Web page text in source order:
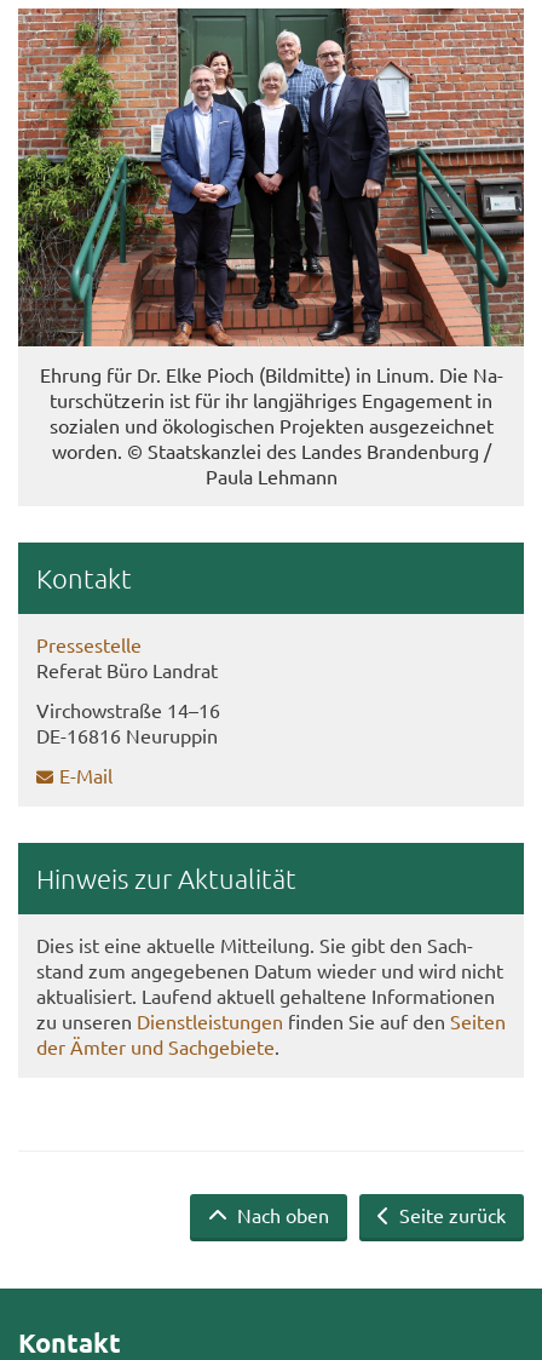
Eh­rung für Dr. Elke Pioch (Bild­mit­te) in Linum. Die Na­
tur­schüt­ze­rin ist für ihr lang­jäh­ri­ges En­ga­ge­ment in
so­zia­len und öko­lo­gi­schen Pro­jek­ten aus­ge­zeich­net
wor­den. © Staats­kanz­lei des Lan­des Bran­den­burg /
Paula Leh­mann
Kon­takt
Pres­se­stel­le
Re­fe­rat Büro Land­rat
Virch­ow­stra­ße 14–16
DE-​16816 Neu­rup­pin
E-​Mail
Hin­weis zur Ak­tua­li­tät
Dies ist eine ak­tu­el­le Mit­tei­lung. Sie gibt den Sach­
stand zum an­ge­ge­be­nen Datum wie­der und wird nicht
ak­tua­li­siert. Lau­fend ak­tu­ell ge­hal­te­ne In­for­ma­tio­nen
zu un­se­ren Dienst­leis­tun­gen fin­den Sie auf den Sei­ten
der Ämter und Sach­ge­bie­te
Seite zurück
Nach oben
Kontakt